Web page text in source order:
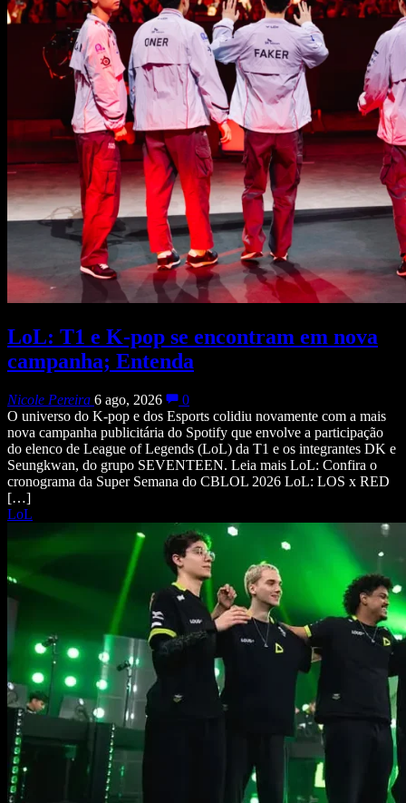
LoL: T1 e K-pop se encontram em nova
campanha; Entenda
Nicole Pereira 6 ago, 2026
0
O universo do K-pop e dos Esports colidiu novamente com a mais
nova campanha publicitária do Spotify que envolve a participação
do elenco de League of Legends (LoL) da T1 e os integrantes DK e
Seungkwan, do grupo SEVENTEEN. Leia mais LoL: Confira o
cronograma da Super Semana do CBLOL 2026 LoL: LOS x RED
[…]
LoL